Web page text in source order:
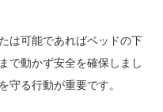
は可能であればベッドの下
で動かず安全を確保しまし
守る行動が重要です。